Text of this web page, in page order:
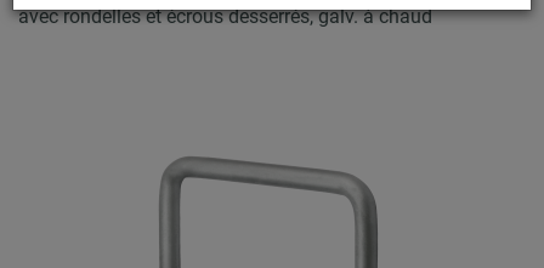
avec rondelles et écrous desserrés, galv. à chaud